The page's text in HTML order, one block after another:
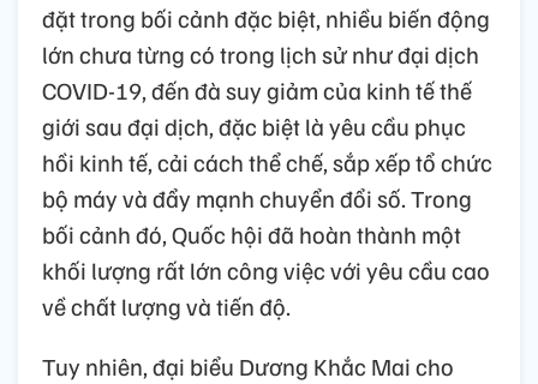
đặt trong bối cảnh đặc biệt, nhiều biến động
lớn chưa từng có trong lịch sử như đại dịch
COVID-19, đến đà suy giảm của kinh tế thế
giới sau đại dịch, đặc biệt là yêu cầu phục
hồi kinh tế, cải cách thể chế, sắp xếp tổ chức
bộ máy và đẩy mạnh chuyển đổi số. Trong
bối cảnh đó, Quốc hội đã hoàn thành một
khối lượng rất lớn công việc với yêu cầu cao
về chất lượng và tiến độ.
Tuy nhiên, đại biểu Dương Khắc Mai cho